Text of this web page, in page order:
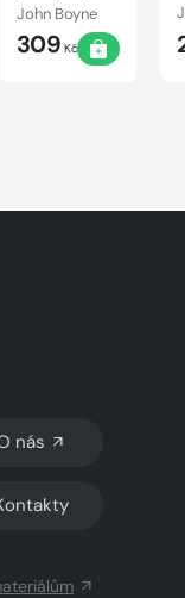
John Boyne
309 Kč
TMAVÝ REŽIM
nás